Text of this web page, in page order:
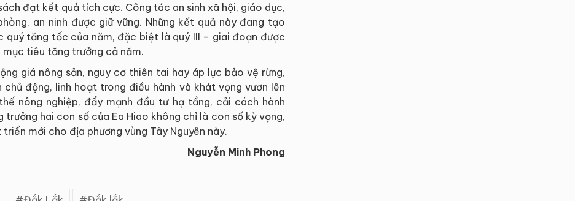
đạt kết quả tích cực. Công tác an sinh xã hội, giáo dục,
an ninh được giữ vững. Những kết quả này đang tạo
quý tăng tốc của năm, đặc biệt là quý III – giai đoạn được
tiêu tăng trưởng cả năm.
giá nông sản, nguy cơ thiên tai hay áp lực bảo vệ rừng,
động, linh hoạt trong điều hành và khát vọng vươn lên
nông nghiệp, đẩy mạnh đầu tư hạ tầng, cải cách hành
hai con số của Ea Hiao không chỉ là con số kỳ vọng,
mới cho địa phương vùng Tây Nguyên này.
Nguyễn Minh Phong